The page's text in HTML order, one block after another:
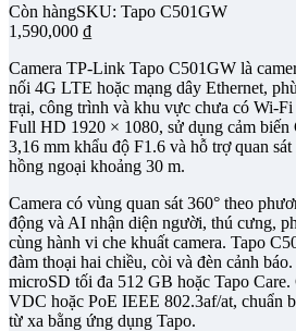
Còn hàngSKU: Tapo C501GW
1,590,000 ₫
Camera TP-Link Tapo C501GW là
nối 4G LTE hoặc mạng dây Ethernet,
trại, công trình và khu vực chưa có Wi-
Full HD 1920 × 1080, sử dụng cảm
3,16 mm khẩu độ F1.6 và hỗ trợ quan
hồng ngoại khoảng 30 m.
Camera có vùng quan sát 360° theo
động và AI nhận diện người, thú cưng,
cùng hành vi che khuất camera. Tapo
đàm thoại hai chiều, còi và đèn cảnh
microSD tối đa 512 GB hoặc Tapo Care.
VDC hoặc PoE IEEE 802.3af/at, chuẩn
từ xa bằng ứng dụng Tapo.